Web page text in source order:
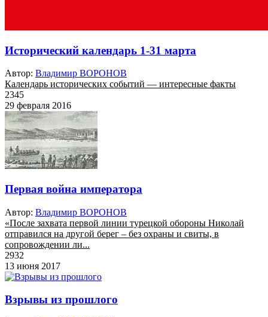
Исторический календарь 1-31 марта
Автор: Владимир ВОРОНОВ
Календарь исторических событий — интересные факты
2345
29 февраля 2016
Первая война императора
Автор: Владимир ВОРОНОВ
«После захвата первой линии турецкой обороны Николай
отправился на другой берег – без охраны и свиты, в
сопровождении ли...
2932
13 июня 2017
Взрывы из прошлого